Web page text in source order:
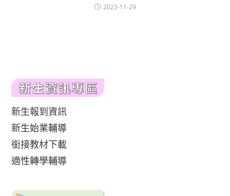
2023-11-29
新生報到資訊
新生始業輔導
銜接教材下載
適性轉學輔導